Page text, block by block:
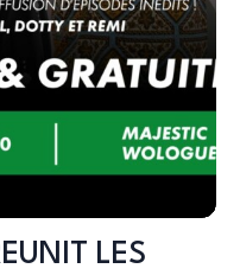
LES